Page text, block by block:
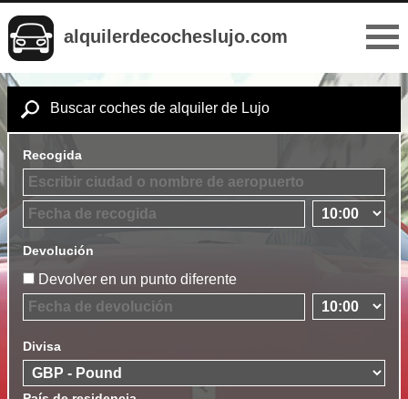
alquilerdecocheslujo.com
Buscar coches de alquiler de Lujo
Recogida
Devolución
Devolver en un punto diferente
Divisa